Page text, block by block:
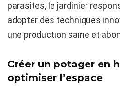
parasites, le jardinier
adopter des techniques
une production saine et
Créer un potager en
optimiser l’espace